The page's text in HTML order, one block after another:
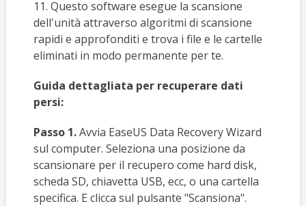
11. Questo software esegue la scansione
dell'unità attraverso algoritmi di scansione
rapidi e approfonditi e trova i file e le cartelle
eliminati in modo permanente per te.
Guida dettagliata per recuperare dati
persi:
Passo 1.Avvia EaseUS Data Recovery Wizard
sul computer. Seleziona una posizione da
scansionare per il recupero come hard disk,
scheda SD, chiavetta USB, ecc, o una cartella
specifica. E clicca sul pulsante "Scansiona".